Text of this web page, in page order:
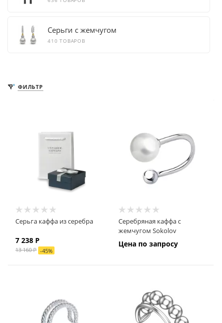
Серьги с жемчугом
410 ТОВАРОВ
ФИЛЬТР
Серьга каффа из серебра
7 238 Р
13 160Р -45%
Серебряная каффа с
жемчугом Sokolov
Цена по запросу